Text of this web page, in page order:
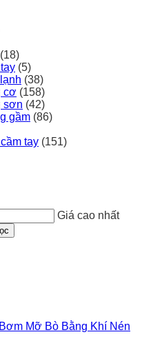
(18)
(5)
(38)
cơ (158)
sơn (42)
gầm (86)
tay (151)
Giá cao nhất
Mỡ Bò Bằng Khí Nén